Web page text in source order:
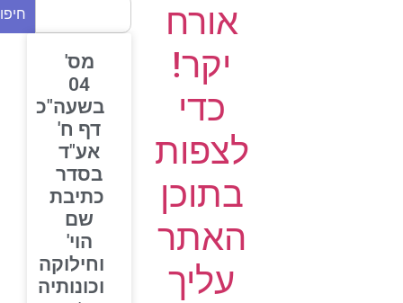
אורח
יקר!
כדי
לצפות
בתוכן
האתר
עליך
חיפוש
מס'
04
בשעה"כ
דף ח'
אע"ד
בסדר
כתיבת
שם
הוי'
וחילוקה
וכונותיה